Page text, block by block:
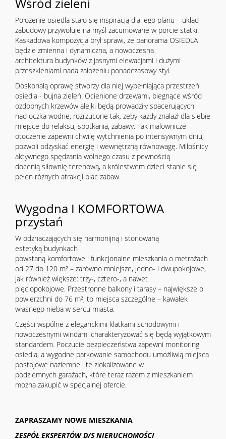
Wśród zieleni
Położenie osiedla stało się inspiracją dla jego planu – układ
zabudowy przywołuje na myśl zacumowane w porcie statki.
Kaskadowa kompozycja brył sprawi, że panorama OSIEDLA
będzie zmienna i dynamiczna, a nowoczesna
architektura budynków z jasnymi elewacjami i dużymi
przeszkleniami nada założeniu ponadczasowy styl.
Doskonałą oprawę stworzy dla niej wypełniająca przestrzeń
osiedla - bujna zieleń. Ocienione drzewami, biegnące wśród
ozdobnych krzewów alejki będą prowadziły spacerujących
nad oczka wodne, rozrzucone tak, żeby każdy znalazł dla siebie
miejsce do relaksu, spotkania, zabawy. Tak malownicze
otoczenie zapewni chwilę wytchnienia po intensywnym dniu,
pozwoli odzyskać energię i wewnętrzną równowagę. Miłośnicy
aktywnego spędzania wolnego czasu z pewnością
docenią siłownię terenową, a królestwem dzieci stanie się
pełen różnych atrakcji plac zabaw.
Wygodna I KOMFORTOWA
przystań
W odznaczających się harmonijną i stonowaną
estetyką budynkach
powstaną komfortowe i funkcjonalne mieszkania o metrażach
od 27 do 120 m² – zarówno mniejsze, jedno- i dwupokojowe,
jak również większe: trzy-, cztero-, a nawet
pięciopokojowe. Przestronne balkony i tarasy – największe o
powierzchni do 76 m², to miejsca szczególne – kawałek
własnego nieba w sercu miasta.
Części wspólne z eleganckimi klatkami schodowymi i
nowoczesnymi windami charakteryzować się będą wyjątkowym
standardem. Poczucie bezpieczeństwa zapewni monitoring
osiedla, a wygodne parkowanie samochodu umożliwią miejsca
postojowe naziemne i te zlokalizowane w
podziemnych garażach, które teraz razem z mieszkaniem
można zakupić w specjalnej ofercie.
ZAPRASZAMY NOWE MIESZKANIA
ZESPÓŁ EKSPERTÓW D/S NIERUCHOMOŚCI